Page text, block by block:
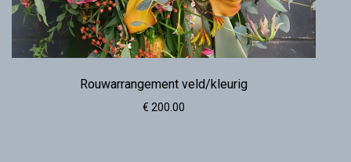
Rouwarrangement veld/kleurig
€ 200.00